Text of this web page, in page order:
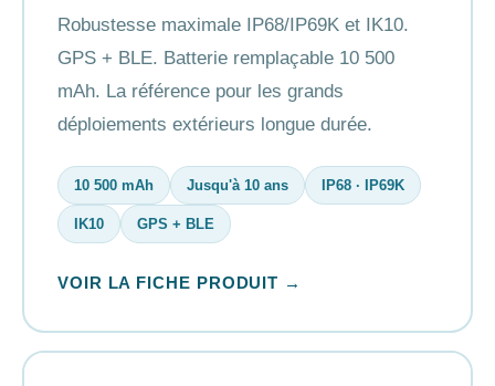
Robustesse maximale IP68/IP69K et IK10.
GPS + BLE. Batterie remplaçable 10 500
mAh. La référence pour les grands
déploiements extérieurs longue durée.
10 500 mAh Jusqu'à 10 ans IP68 · IP69K
IK10 GPS + BLE
VOIR LA FICHE PRODUIT →